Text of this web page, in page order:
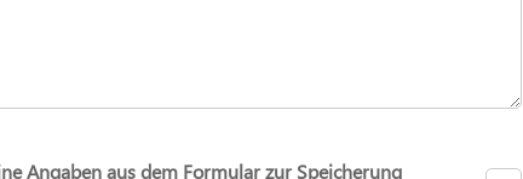
Angaben aus dem Formular zur Speicherung